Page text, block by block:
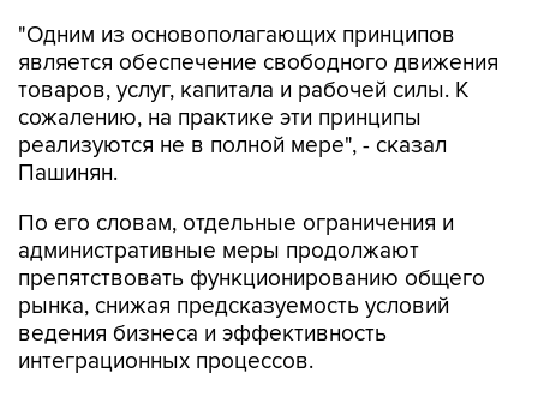
"Одним из основополагающих принципов
является обеспечение свободного движения
товаров, услуг, капитала и рабочей силы. К
сожалению, на практике эти принципы
реализуются не в полной мере", - сказал
Пашинян.
По его словам, отдельные ограничения и
административные меры продолжают
препятствовать функционированию общего
рынка, снижая предсказуемость условий
ведения бизнеса и эффективность
интеграционных процессов.